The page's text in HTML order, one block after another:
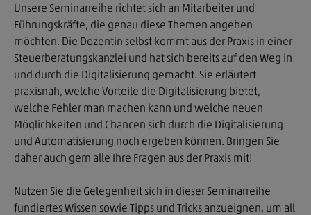
Unsere Seminarreihe richtet sich an Mitarbeiter und
Führungskräfte, die genau diese Themen angehen
möchten. Die Dozentin selbst kommt aus der Praxis in einer
Steuerberatungskanzlei und hat sich bereits auf den Weg in
und durch die Digitalisierung gemacht. Sie erläutert
praxisnah, welche Vorteile die Digitalisierung bietet,
welche Fehler man machen kann und welche neuen
Möglichkeiten und Chancen sich durch die Digitalisierung
und Automatisierung noch ergeben können. Bringen Sie
daher auch gern alle Ihre Fragen aus der Praxis mit!
Nutzen Sie die Gelegenheit sich in dieser Seminarreihe
fundiertes Wissen sowie Tipps und Tricks anzueignen, um all